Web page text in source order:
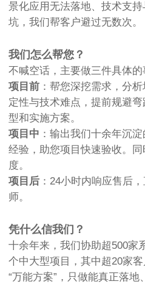
景化应用无法落地、技术支
坑，我们帮客户避过无数次。
我们怎么帮您？
不喊空话，主要做三件具体的
项目前 ：帮您深挖需求，分
定性与技术难点，提前规避
型和实施方案。
项目中 ：输出我们十余年沉淀
经验，助您项目快速验收。
度。
项目后 ：24小时内响应售后
师。
凭什么信我们？
十余年来，我们协助超500家
个中大型项目，其中超20家
“万能方案”，只做能真正落